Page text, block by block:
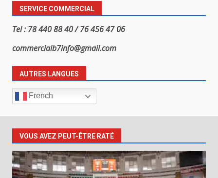
SERVICE COMMERCIAL
Tel : 78 440 88 40 / 76 456 47 06
commercialb7info@gmail.com
AUTRES LANGUES
French
VOUS AVEZ PEUT-ÊTRE RATÉ